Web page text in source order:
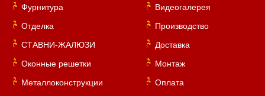
Фурнитура
Отделка
СТАВНИ-ЖАЛЮЗИ
Оконные решетки
Металлоконструкции
Видеогалерея
Производство
Доставка
Монтаж
Оплата